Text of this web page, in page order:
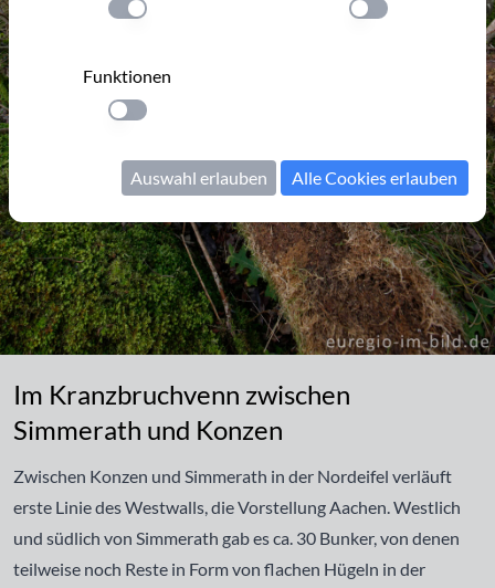
Im Kranzbruchvenn zwischen
Simmerath und Konzen
Zwischen Konzen und Simmerath in der Nordeifel verläuft
erste Linie des Westwalls, die Vorstellung Aachen. Westlich
und südlich von Simmerath gab es ca. 30 Bunker, von denen
teilweise noch Reste in Form von flachen Hügeln in der
Einstellung anwenden
Einstellung
Funktionen
Einstellung anwenden
Auswahl erlauben Alle Cookies erlauben